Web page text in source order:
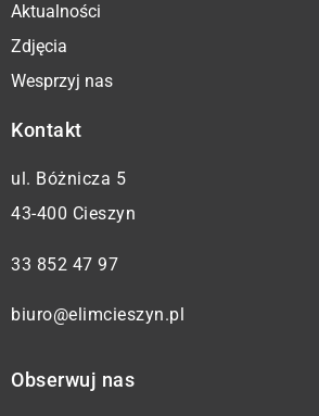
Aktualności
Zdjęcia
Wesprzyj nas
Kontakt
ul. Bóżnicza 5
43-400 Cieszyn
33 852 47 97
biuro@elimcieszyn.pl
Obserwuj nas